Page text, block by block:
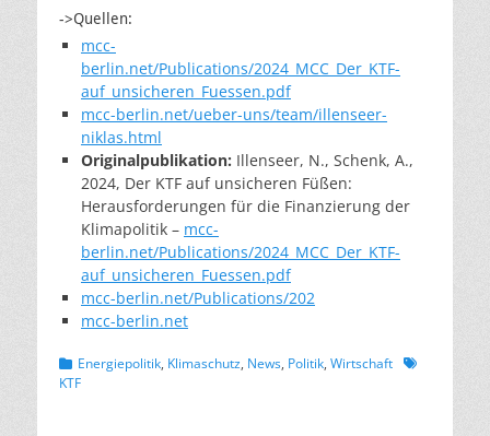
->Quellen:
mcc-
berlin.net/Publications/2024_MCC_Der_KTF-
auf_unsicheren_Fuessen.pdf
mcc-berlin.net/ueber-uns/team/illenseer-
niklas.html
Originalpublikation: Illenseer, N., Schenk, A.,
2024, Der KTF auf unsicheren Füßen:
Herausforderungen für die Finanzierung der
Klimapolitik – mcc-
berlin.net/Publications/2024_MCC_Der_KTF-
auf_unsicheren_Fuessen.pdf
mcc-berlin.net/Publications/202
mcc-berlin.net
Kategorien
Energiepolitik, Klimaschutz, News, Politik, Wirtschaft Schlagworte
KTF